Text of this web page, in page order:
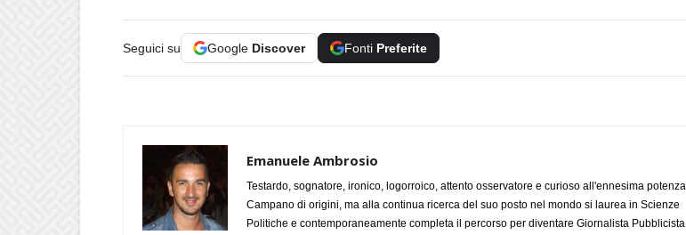
Seguici su Google Discover Fonti Preferite
Emanuele Ambrosio
Testardo, sognatore, ironico, logorroico, attento osservatore e curioso all'ennesima potenza.
Campano di origini, ma alla continua ricerca del suo posto nel mondo si laurea in Scienze
Politiche e contemporaneamente completa il percorso per diventare Giornalista Pubblicista.